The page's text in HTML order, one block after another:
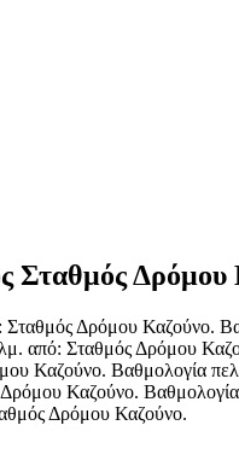
Σταθμός
Δρόμου Καζούνο.
από: Σταθμός Δρόμου
Καζούνο. Βαθμολογία
Καζούνο.
Δρόμου Καζούνο.